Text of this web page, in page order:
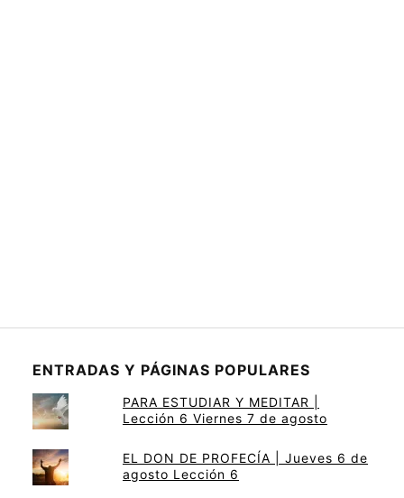
ENTRADAS Y PÁGINAS POPULARES
PARA ESTUDIAR Y MEDITAR |
Lección 6 Viernes 7 de agosto
EL DON DE PROFECÍA | Jueves 6 de
agosto Lección 6